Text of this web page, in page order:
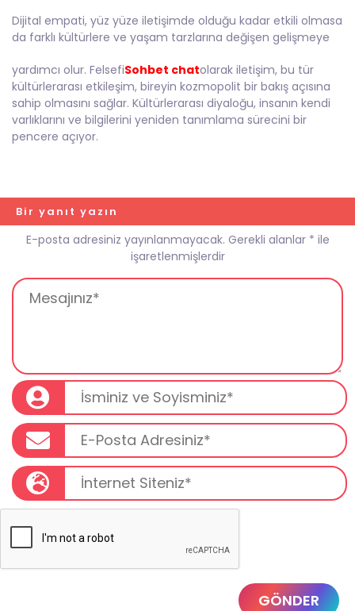
Dijital empati, yüz yüze iletişimde olduğu kadar etkili olmasa
da farklı kültürlere ve yaşam tarzlarına değişen gelişmeye
yardımcı olur. FelsefiSohbet chatolarak iletişim, bu tür
kültürlerarası etkileşim, bireyin kozmopolit bir bakış açısına
sahip olmasını sağlar. Kültürlerarası diyaloğu, insanın kendi
varlıklarını ve bilgilerini yeniden tanımlama sürecini bir
pencere açıyor.
Bir yanıt yazın
E-posta adresiniz yayınlanmayacak. Gerekli alanlar * ile
işaretlenmişlerdir
GÖNDER